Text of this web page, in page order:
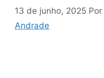
13 de junho, 2025 Por
Andrade